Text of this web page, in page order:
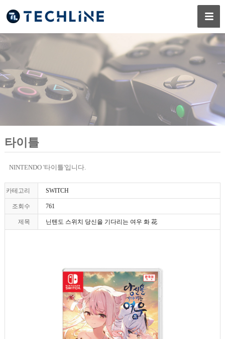
타이틀
NINTENDO '타이틀'입니다.
카테고리 SWITCH
조회수 761
제목 닌텐도 스위치 당신을 기다리는 여우 화 花